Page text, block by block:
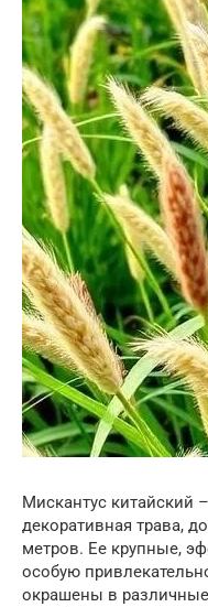
Мискантус китайский
декоративная трава,
метров. Ее крупные,
особую
окрашены в